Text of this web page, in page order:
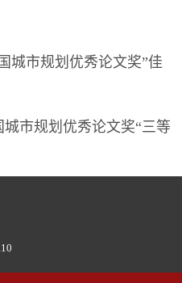
城市规划优秀论文奖”佳
城市规划优秀论文奖“三等
10